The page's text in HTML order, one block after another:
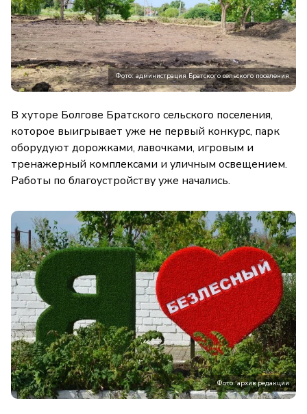
Фото: администрация Братского сельского поселения
В хуторе Болгове Братского сельского поселения,
которое выигрывает уже не первый конкурс, парк
оборудуют дорожками, лавочками, игровым и
тренажерный комплексами и уличным освещением.
Работы по благоустройству уже начались.
Фото: архив редакции